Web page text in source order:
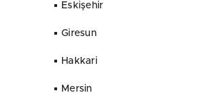
Eskişehir
Giresun
Hakkari
Mersin